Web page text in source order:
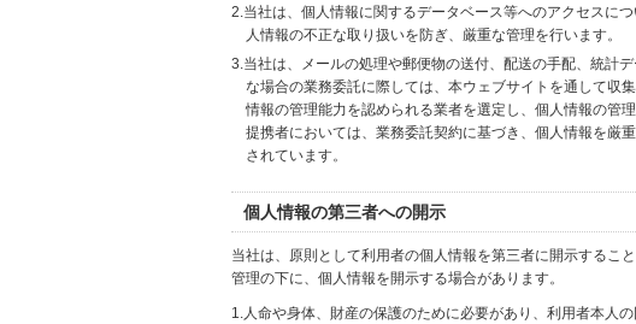
2.当社は、個人情報に関するデータベース等へのアクセスに
人情報の不正な取り扱いを防ぎ、厳重な管理を行います。
3.当社は、メールの処理や郵便物の送付、配送の手配、統計
な場合の業務委託に際しては、本ウェブサイトを通して収
情報の管理能力を認められる業者を選定し、個人情報の管
提携者においては、業務委託契約に基づき、個人情報を厳
されています。
個人情報の第三者への開示
当社は、原則として利用者の個人情報を第三者に開示するこ
管理の下に、個人情報を開示する場合があります。
1.人命や身体、財産の保護のために必要があり、利用者本人の